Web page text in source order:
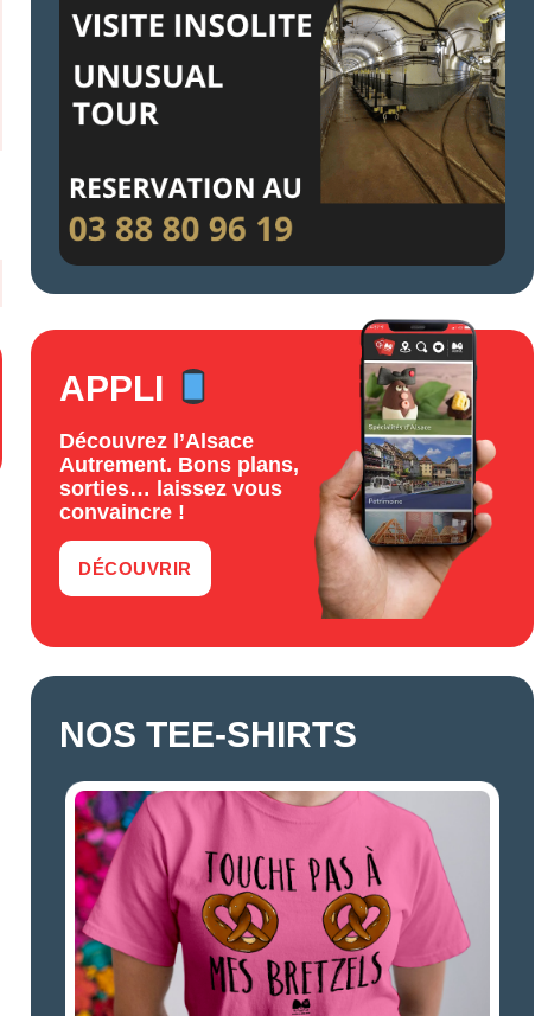
APPLI
Découvrez l’Alsace
Autrement. Bons plans,
sorties… laissez vous
convaincre !
DÉCOUVRIR
NOS TEE-SHIRTS